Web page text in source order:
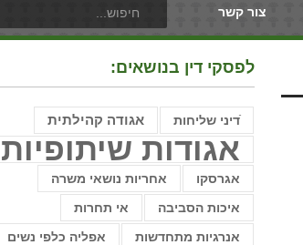
צור קשר
לפסקי דין בנושאים:
ֿדיני שליחות אגודה קהילתית
אגודות שיתופיות
אגרסקו
אחריות נושאי משרה
איכות הסביבה
אי תחרות
אנרגיות מתחדשות
אפליה כלפי נשים